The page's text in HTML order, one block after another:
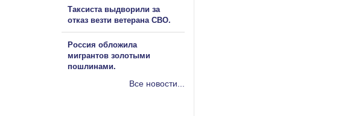
Таксиста выдворили за
отказ везти ветерана СВО.
Россия обложила
мигрантов золотыми
пошлинами.
Все новости...